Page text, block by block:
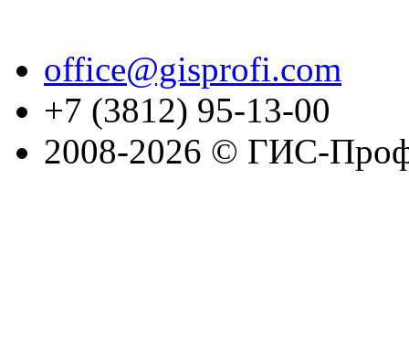
office@gisprofi.com
+7 (3812) 95-13-00
2008-2026 © ГИС-